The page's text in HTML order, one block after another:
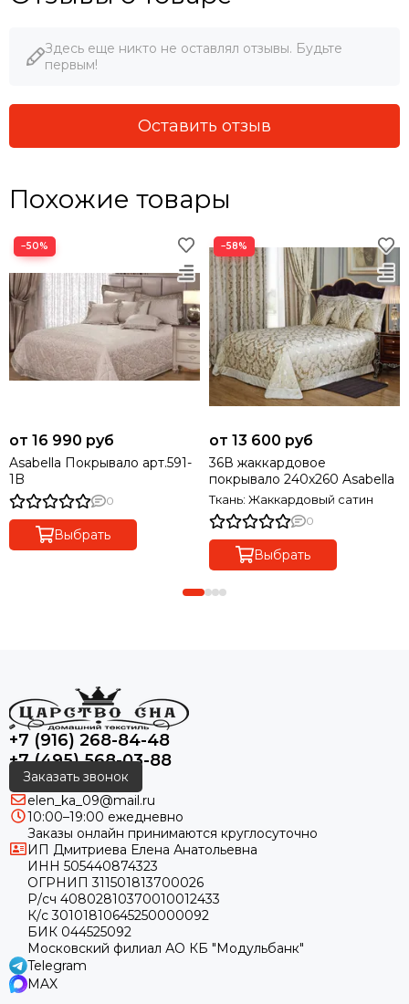
Здесь еще никто не оставлял отзывы. Будьте
первым!
Оставить отзыв
Похожие товары
−50%
от 16 990 руб
Asabella Покрывало арт.591-
1B
0
Выбрать
−58%
от 13 600 руб
36В жаккардовое
покрывало 240х260 Asabella
Ткань: Жаккардовый сатин
0
Выбрать
+7 (916) 268-84-48
+7 (495) 568-03-88
Заказать звонок
elen_ka_09@mail.ru
10:00–19:00 ежедневно
Заказы онлайн принимаются круглосуточно
ИП Дмитриева Елена Анатольевна
ИНН 505440874323
ОГРНИП 311501813700026
Р/сч 40802810370010012433
К/с 30101810645250000092
БИК 044525092
Московский филиал АО КБ "Модульбанк"
Telegram
MAX